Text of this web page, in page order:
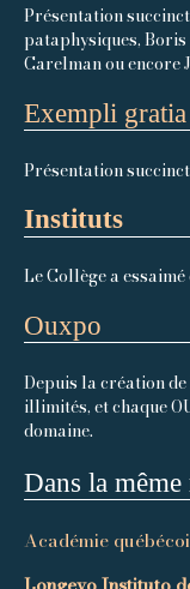
Présentation
pataphysiques,
Carelman ou encore
Exempli gratia
Présentation
Instituts
Le Collège a
Ouxpo
Depuis la création
illimités, et chaque
domaine.
Dans la
Académie